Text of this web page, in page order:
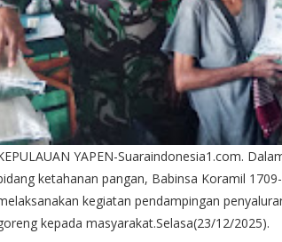
YAPEN-Suaraindonesia1.com.
ketahanan pangan, Babinsa Koramil
kegiatan pendampingan
kepada masyarakat.Selasa(23/12/2025).